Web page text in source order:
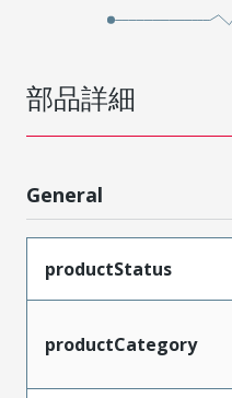
部品詳細
General
productStatus
productCategory